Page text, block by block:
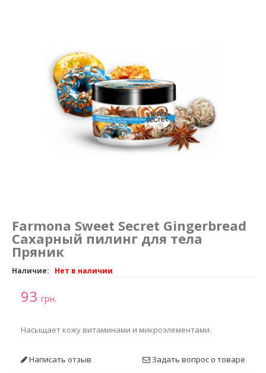
Farmona Sweet Secret Gingerbread
Сахарный пилинг для тела
Пряник
Наличие: Нет в наличии
93 грн.
Насыщает кожу витаминами и микроэлементами.
Написать отзыв Задать вопрос о товаре